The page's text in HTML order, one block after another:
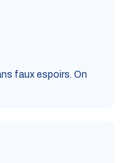
faux espoirs. On